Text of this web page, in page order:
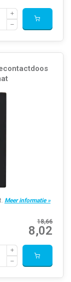
Meer informatie »
18,66
8,02